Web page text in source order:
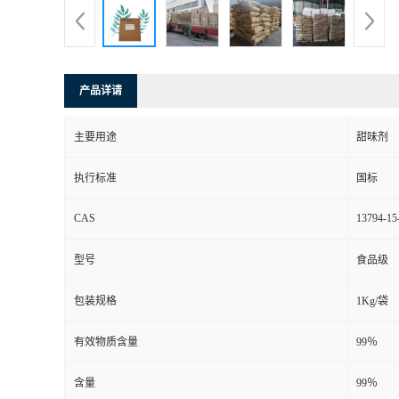
产品详请
主要用途 甜味剂
执行标准 国标
CAS 13794-
型号 食品级
包装规格 1Kg/袋
有效物质含量 99％
含量 99％